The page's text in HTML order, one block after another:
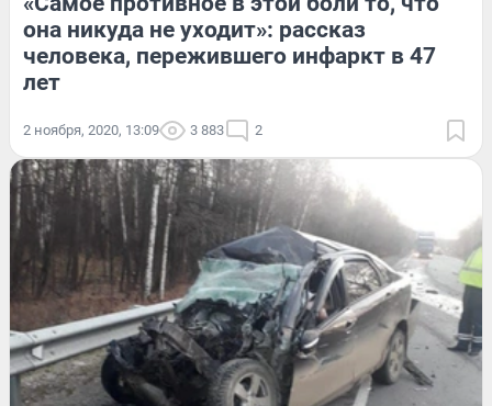
она никуда не уходит»: рассказ
человека, пережившего инфаркт в 47
лет
2 ноября, 2020, 13:09 3 883 2